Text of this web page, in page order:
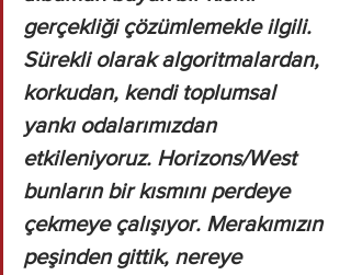
gerçekliği çözümlemekle ilgili.
Sürekli olarak algoritmalardan,
korkudan, kendi toplumsal
yankı odalarımızdan
etkileniyoruz. Horizons/West
bunların bir kısmını perdeye
çekmeye çalışıyor. Merakımızın
peşinden gittik, nereye